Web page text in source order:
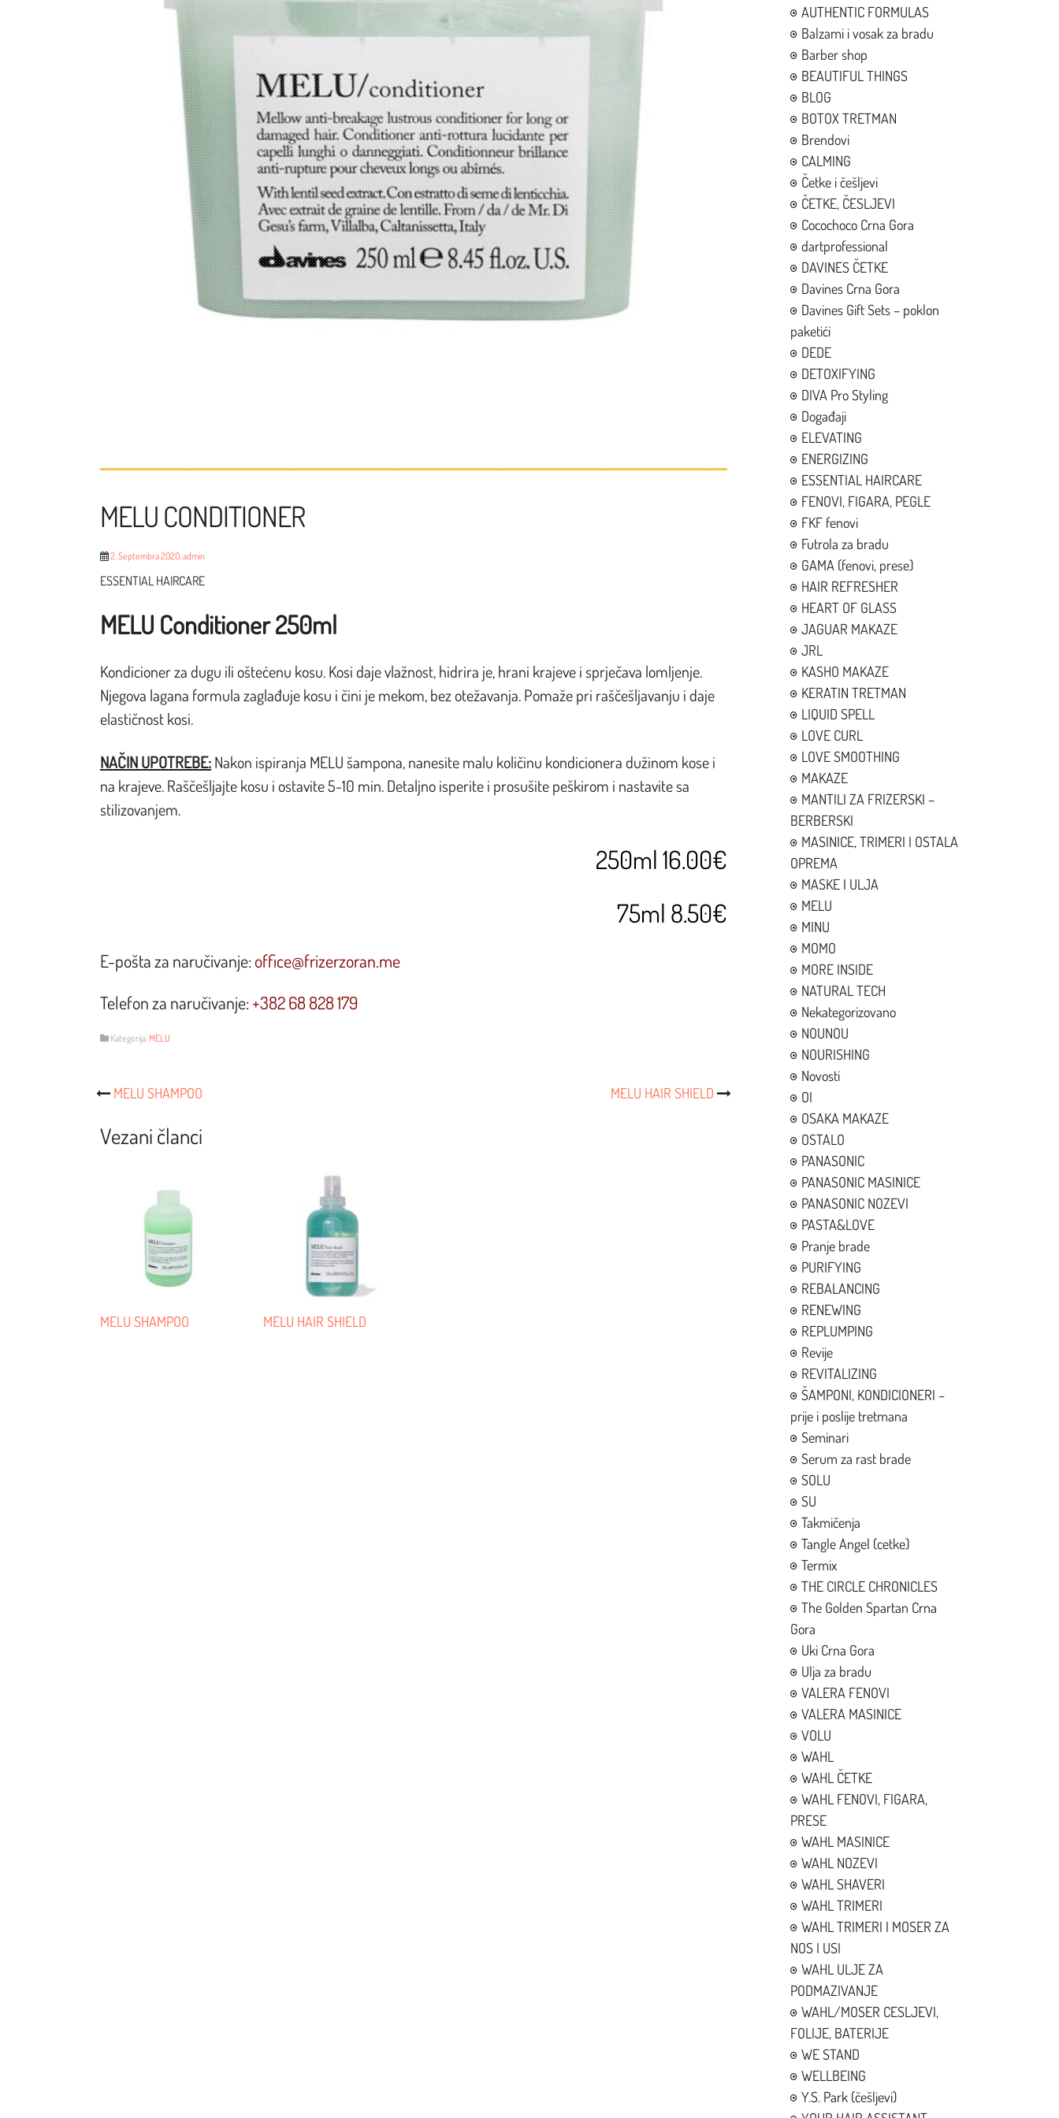
MELU CONDITIONER
2. Septembra 2020.admin
ESSENTIAL HAIRCARE
MELU Conditioner 250ml
Kondicioner za dugu ili oštećenu kosu. Kosi daje vlažnost, hidrira je, hrani krajeve i sprječava lomljenje.
Njegova lagana formula zaglađuje kosu i čini je mekom, bez otežavanja. Pomaže pri raščešljavanju i daje
elastičnost kosi.
NAČIN UPOTREBE:Nakon ispiranja MELU šampona, nanesite malu količinu kondicionera dužinom kose i
na krajeve. Raščešljajte kosu i ostavite 5-10 min. Detaljno isperite i prosušite peškirom i nastavite sa
stilizovanjem.
250ml 16.00€
75ml 8.50€
E-pošta za naručivanje:office@frizerzoran.me
Telefon za naručivanje:+382 68 828 179
Kategorija: MELU
Post
Navigacija
MELU SHAMPOO MELU HAIR SHIELD
Vezani članci
MELU SHAMPOO MELU HAIR SHIELD
AUTHENTIC FORMULAS
Balzami i vosak za bradu
Barber shop
BEAUTIFUL THINGS
BLOG
BOTOX TRETMAN
Brendovi
CALMING
Četke i češljevi
ČETKE, ČESLJEVI
Cocochoco Crna Gora
dartprofessional
DAVINES ČETKE
Davines Crna Gora
Davines Gift Sets – poklon
paketići
DEDE
DETOXIFYING
DIVA Pro Styling
Događaji
ELEVATING
ENERGIZING
ESSENTIAL HAIRCARE
FENOVI, FIGARA, PEGLE
FKF fenovi
Futrola za bradu
GAMA (fenovi, prese)
HAIR REFRESHER
HEART OF GLASS
JAGUAR MAKAZE
JRL
KASHO MAKAZE
KERATIN TRETMAN
LIQUID SPELL
LOVE CURL
LOVE SMOOTHING
MAKAZE
MANTILI ZA FRIZERSKI –
BERBERSKI
MASINICE, TRIMERI I OSTALA
OPREMA
MASKE I ULJA
MELU
MINU
MOMO
MORE INSIDE
NATURAL TECH
Nekategorizovano
NOUNOU
NOURISHING
Novosti
OI
OSAKA MAKAZE
OSTALO
PANASONIC
PANASONIC MASINICE
PANASONIC NOZEVI
PASTA&LOVE
Pranje brade
PURIFYING
REBALANCING
RENEWING
REPLUMPING
Revije
REVITALIZING
ŠAMPONI, KONDICIONERI –
prije i poslije tretmana
Seminari
Serum za rast brade
SOLU
SU
Takmičenja
Tangle Angel (cetke)
Termix
THE CIRCLE CHRONICLES
The Golden Spartan Crna
Gora
Uki Crna Gora
Ulja za bradu
VALERA FENOVI
VALERA MASINICE
VOLU
WAHL
WAHL ČETKE
WAHL FENOVI, FIGARA,
PRESE
WAHL MASINICE
WAHL NOZEVI
WAHL SHAVERI
WAHL TRIMERI
WAHL TRIMERI I MOSER ZA
NOS I USI
WAHL ULJE ZA
PODMAZIVANJE
WAHL/MOSER CESLJEVI,
FOLIJE, BATERIJE
WE STAND
WELLBEING
Y.S. Park (češljevi)